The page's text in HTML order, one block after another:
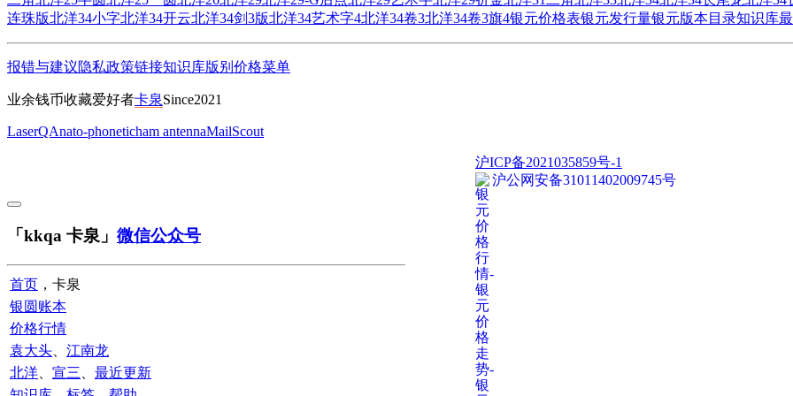
连珠版北洋34小字北洋34开云北洋34剑3版北洋34艺术字4北洋34卷3北洋34卷3旗4银元价格表银元发行量银元版本目录知识库
报错与建议隐私政策链接知识库版别 价格菜单
业余钱币收藏爱好者卡泉Since2021
LaserQAnato-phoneticham antennaMailScout
沪ICP备2021035859号-1
沪公网安备31011402009745号
「kkqa 卡泉」 微信公众号
首页 ，卡泉
银圆账本
价格行情
袁大头
江南龙
北洋
宣三
最近更新